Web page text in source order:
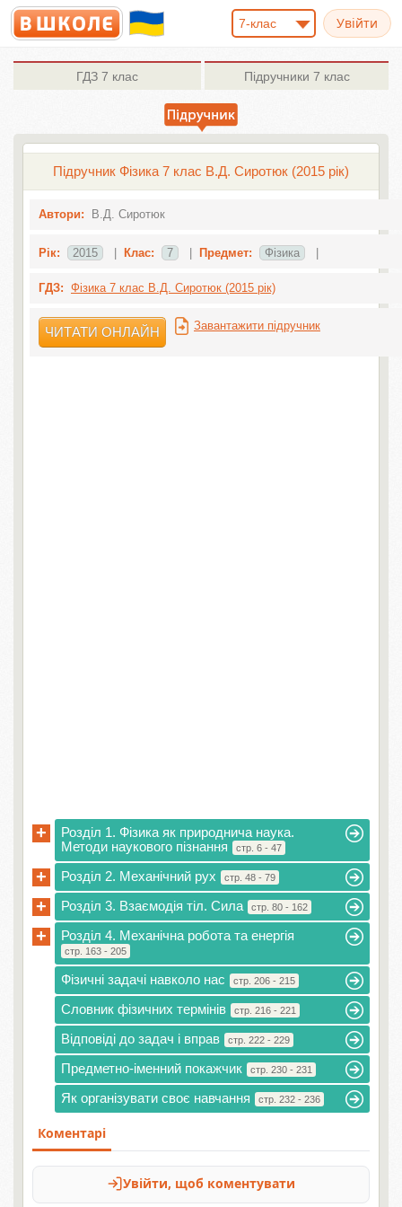
7-клас
ГДЗ 7 клас Підручники 7 клас
Підручник Фізика 7 клас В.Д. Сиротюк (2015 рік)
Автори: В.Д. Сиротюк
Рік: 2015 Клас: 7 Предмет: Фізика
ГДЗ: Фізика 7 клас В.Д. Сиротюк (2015 рік)
ЧИТАТИ ОНЛАЙН Завантажити підручник
+
Розділ 1. Фізика як природнича наука.
Методи наукового пізнання
стр. 6 - 47
+ Розділ 2. Механічний рух стр. 48 - 79
+ Розділ 3. Взаємодія тіл. Сила стр. 80 - 162
+ Розділ 4. Механічна робота та енергія
стр. 163 - 205
Фізичні задачі навколо нас стр. 206 - 215
Словник фізичних термінів стр. 216 - 221
Відповіді до задач і вправ стр. 222 - 229
Предметно-іменний покажчик стр. 230 - 231
Як організувати своє навчання стр. 232 - 236